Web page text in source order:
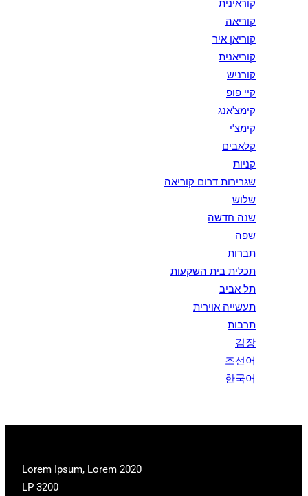
קוראינית
קוריאה
קוריאן איר
קוריאנית
קורניש
קיי פופ
קימצ'אנג
קימצ'י
קלאבים
קניות
שגרירות דרום קוריאה
שלוש
שנה חדשה
שפה
תברות
תכלית בית השקעות
תל אביב
תעשייה אוירית
תרבות
김장
조선어
한국어
2020 Lorem Ipsum, Lorem
LP 3200